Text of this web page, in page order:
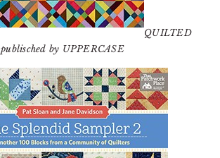
QUILTED
publisched by UPPERCASE